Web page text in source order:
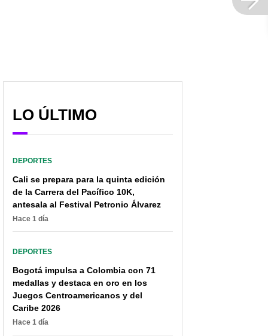
LO ÚLTIMO
DEPORTES
Cali se prepara para la quinta edición
de la Carrera del Pacífico 10K,
antesala al Festival Petronio Álvarez
Hace 1 día
DEPORTES
Bogotá impulsa a Colombia con 71
medallas y destaca en oro en los
Juegos Centroamericanos y del
Caribe 2026
Hace 1 día